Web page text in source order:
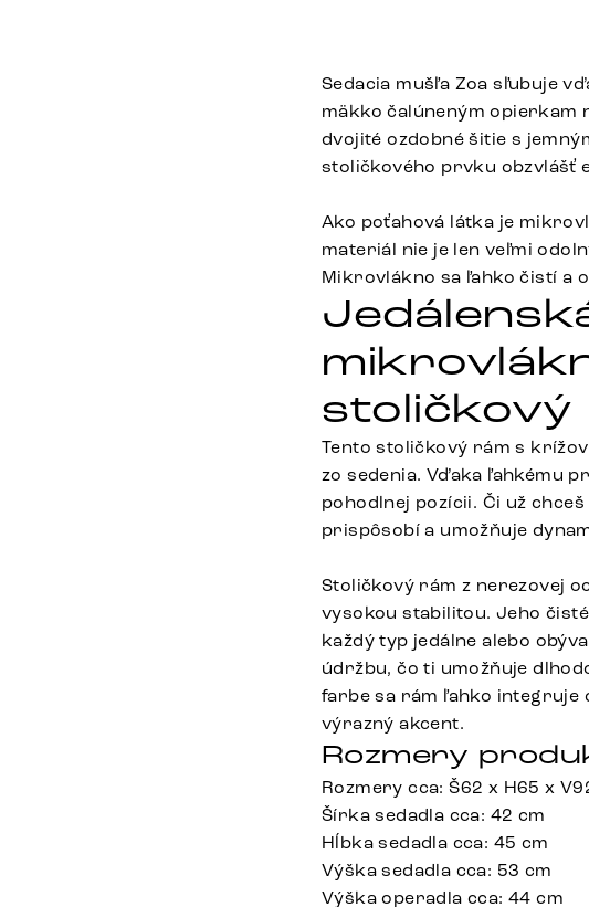
Sedacia mušľa Zoa sľubuje
mäkko čalúneným opierkam
dvojité ozdobné šitie s
stoličkového prvku obzvlášť
Ako poťahová látka je
materiál nie je len veľmi
Mikrovlákno sa ľahko čistí a
stoličkový
Tento stoličkový rám s
zo sedenia. Vďaka ľahkému
pohodlnej pozícii. Či už
prispôsobí a umožňuje
Stoličkový rám z nerezovej
vysokou stabilitou. Jeho
každý typ jedálne alebo
údržbu, čo ti umožňuje
farbe sa rám ľahko integruje
výrazný akcent.
Rozmery
Rozmery cca: Š62 x H65 x
Šírka sedadla cca: 42 cm
Hĺbka sedadla cca: 45 cm
Výška sedadla cca: 53 cm
Výška operadla cca: 44 cm